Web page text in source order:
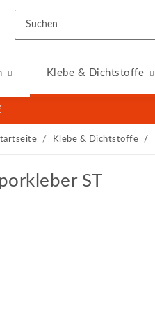
Klebe & Dichtstoffe
Klebe & Dichtstoffe
ST